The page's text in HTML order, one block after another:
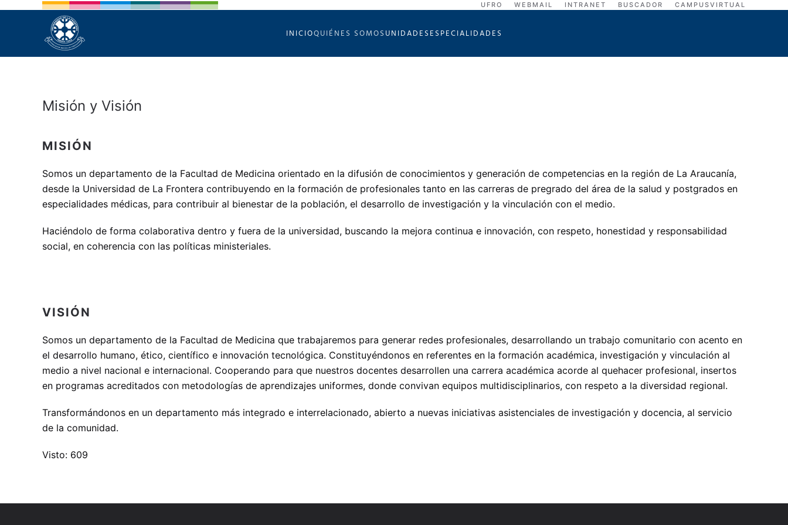
Skip to main content
UFRO WEBMAIL INTRANET BUSCADOR CAMPUSVIRTUAL
INICIOQUIÉNES SOMOSUNIDADESESPECIALIDADES
Misión y Visión
MISIÓN
Somos un departamento de la Facultad de Medicina orientado en la difusión de conocimientos y generación de competencias en la región de La Araucanía,
desde la Universidad de La Frontera contribuyendo en la formación de profesionales tanto en las carreras de pregrado del área de la salud y postgrados en
especialidades médicas, para contribuir al bienestar de la población, el desarrollo de investigación y la vinculación con el medio.
Haciéndolo de forma colaborativa dentro y fuera de la universidad, buscando la mejora continua e innovación, con respeto, honestidad y responsabilidad
social, en coherencia con las políticas ministeriales.
VISIÓN
Somos un departamento de la Facultad de Medicina que trabajaremos para generar redes profesionales, desarrollando un trabajo comunitario con acento en
el desarrollo humano, ético, científico e innovación tecnológica. Constituyéndonos en referentes en la formación académica, investigación y vinculación al
medio a nivel nacional e internacional. Cooperando para que nuestros docentes desarrollen una carrera académica acorde al quehacer profesional, insertos
en programas acreditados con metodologías de aprendizajes uniformes, donde convivan equipos multidisciplinarios, con respeto a la diversidad regional.
Transformándonos en un departamento más integrado e interrelacionado, abierto a nuevas iniciativas asistenciales de investigación y docencia, al servicio
de la comunidad.
Visto: 609